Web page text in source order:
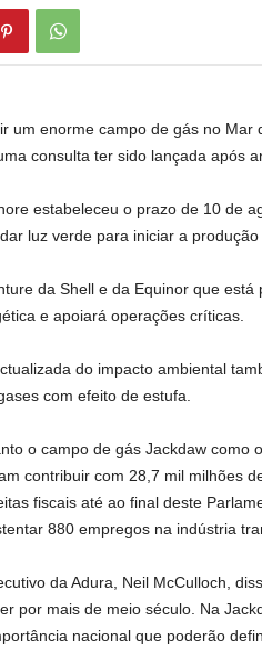
um enorme campo de gás no
consulta ter sido lançada após
estabeleceu o prazo de 10 de
luz verde para iniciar a
da Shell e da Equinor que
e apoiará operações críticas.
do impacto ambiental
com efeito de estufa.
o campo de gás Jackdaw como
contribuir com 28,7 mil milhões
fiscais até ao final deste
880 empregos na indústria
da Adura, Neil McCulloch,
por mais de meio século. Na
nacional que poderão